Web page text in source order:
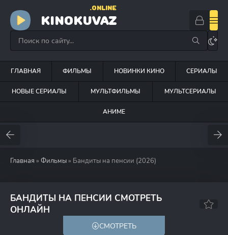
KINOKUVAZ
.ONLINE
ГЛАВНАЯ ФИЛЬМЫ НОВИНКИ КИНО СЕРИАЛЫ
НОВЫЕ СЕРИАЛЫ МУЛЬТФИЛЬМЫ МУЛЬТСЕРИАЛЫ
АНИМЕ
Главная » Фильмы » Бандиты на пенсии (2026)
БАНДИТЫ НА ПЕНСИИ СМОТРЕТЬ
ОНЛАЙН
СМОТРЕТЬ